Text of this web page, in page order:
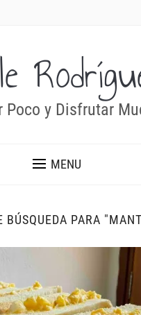
Poco y Disfrutar
MENU
BÚSQUEDA PARA